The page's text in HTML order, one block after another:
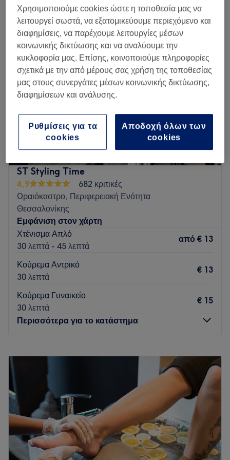
Ενότητα Θεσσαλονίκης
ST Styling Time
4,9
682 κριτικές
Ωραιόκαστρο, Περιφερειακή Ενότητα
Θεσσαλονίκης
Εμφάνιση στον χάρτη
Χτένισμα Απλό
30 λεπτά - 45 λεπτά
από € 13
Κούρεμα Αντρικό
30 λεπτά
€ 13
Κούρεμα Γυναικείο
30 λεπτά
€ 15
Περισσότερα για το κατάστημα
09:00–
Τετάρτη
09:00–20:00
Πέμπτη
20:00
Παρασκευή
09:00–20:00
Σάββατο
09:00
16:00
Κυριακή
Κλειστό
Το ST Styling Time στο Ωραιόκαστρο είναι ένας μοντέρνος
Χρησιμοποιούμε cookies ώστε η τοποθεσία μας να
λειτουργεί σωστά, να εξατομικεύουμε περιεχόμενο και
διαφημίσεις, να παρέχουμε λειτουργίες μέσων
κοινωνικής δικτύωσης και να αναλύουμε την
κυκλοφορία μας. Επίσης, κοινοποιούμε πληροφορίες
σχετικά με την από μέρους σας χρήση της τοποθεσίας
μας στους συνεργάτες μέσων κοινωνικής δικτύωσης,
διαφημίσεων και ανάλυσης.
Αποδοχή όλων των
cookies
Ρυθμίσεις για τα
cookies